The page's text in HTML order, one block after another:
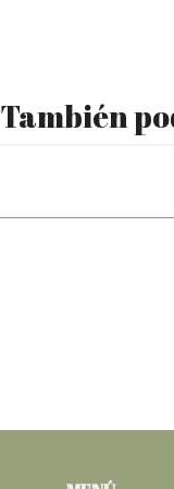
También